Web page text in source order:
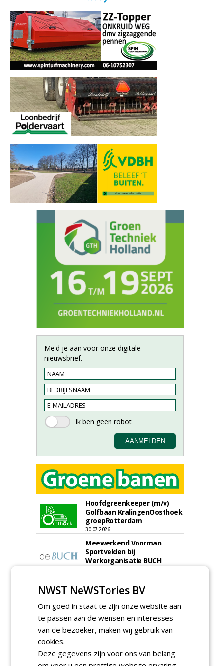
Meld je aan voor onze digitale
nieuwsbrief.
Hoofdgreenkeeper (m/v)
Golfbaan KralingenOosthoek
groepRotterdam
30-07-2026
Meewerkend Voorman
Sportvelden bij
Werkorganisatie BUCH
golfbaan De Woeste Kop
Proefveldmedewerker/
Chauffeur
landbouwmachines bij DSV
06-08-2026, Ven-Zelderheide
NWST NeWSTories BV
Om goed in staat te zijn onze website aan
te passen aan de wensen en interesses
van de bezoeker, maken wij gebruik van
cookies.
Deze gegevens zijn voor ons van belang